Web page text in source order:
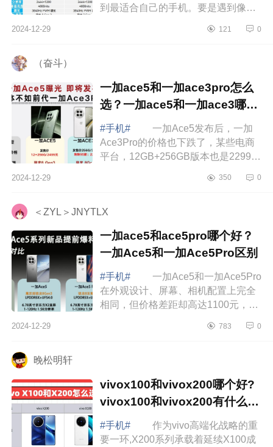
到最适合自己的手机。要是遇到像荣
2024-12-29 121 0
（奋斗）
一加ace5和一加ace3pro怎么
选？一加ace5和一加ace3哪个
好
#手机#
一加Ace5发布后，一加
Ace3Pro的价格也下跌了，某些电商
平台，12GB+256GB版本也是2299元
款手机都使用了下来8Gen3处理器，
2024-12-29 350 0
＜ZYL＞JNYTLX
一加ace5和ace5pro哪个好？
一加Ace5和一加Ace5Pro区别
#手机#
一加Ace5和一加Ace5Pro
在外观设计、屏幕、相机配置上完全
相同，但价格差距却高达1100元，起
价让不少消费者陷入了困惑，究竟值
2024-12-29 783 0
晚松明轩
vivox100和vivox200哪个好?
vivox100和vivox200有什么区
别
#手机#
作为vivo高端化战略的重
要一环,X200系列承载着延续X100成